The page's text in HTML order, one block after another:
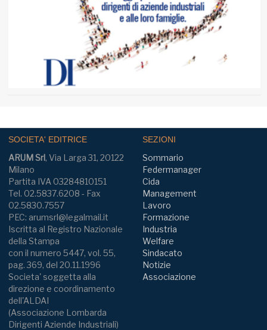
SOCIETA' EDITRICE
ARUM Srl, Via Larga 31, 20122
Milano
Partita IVA 03284810151
Tel. 02.5837.6208 - Fax
02.5830.7557
PEC: arumsrl@legalmail.it
Iscritta al Registro Nazionale
della Stampa
con il numero 5447, vol. 55,
pag. 369, del 20.11.1996
Societa' soggetta alla
direzione e coordinamento
dell'ALDAI
(Associazione Lombarda
Dirigenti Aziende Industriali)
SEZIONI
Sommario
Federmanager
Cida
Management
Lavoro
Formazione
Industria
Welfare
Sindacato
Notizie
Associazione